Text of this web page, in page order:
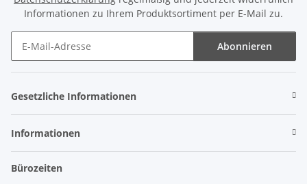
Informationen zu Ihrem Produktsortiment per E-Mail zu.
Abonnieren
Gesetzliche Informationen
Informationen
Bürozeiten